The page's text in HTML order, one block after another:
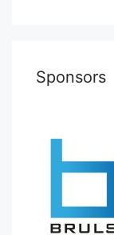
Sponsors